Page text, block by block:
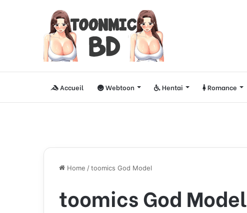
Accueil Webtoon Hentai Romance
Home /toomics God Model
toomics God Model